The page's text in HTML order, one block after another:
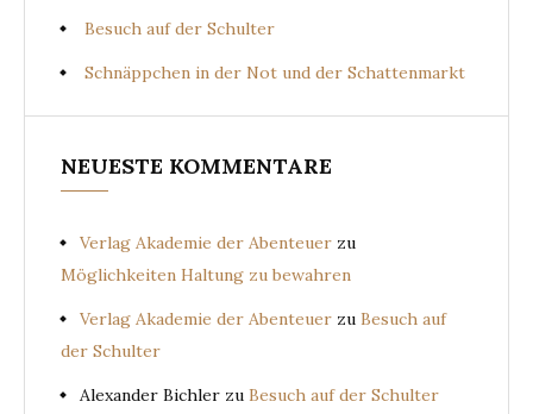
Besuch auf der Schulter
Schnäppchen in der Not und der Schattenmarkt
NEUESTE KOMMENTARE
Verlag Akademie der Abenteuer zu
Möglichkeiten Haltung zu bewahren
Verlag Akademie der Abenteuer zu Besuch auf
der Schulter
Alexander Bichler zu Besuch auf der Schulter